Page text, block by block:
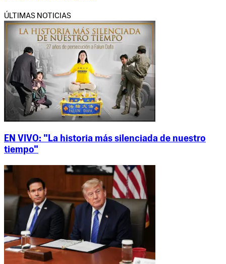
ÚLTIMAS NOTICIAS
EN VIVO: "La historia más silenciada de nuestro
tiempo"